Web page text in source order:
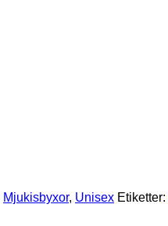
Mjukisbyxor, Unisex Etiketter: